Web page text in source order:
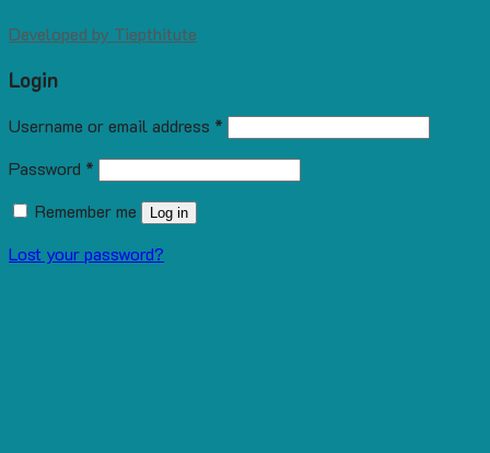
Developed by Tiepthitute
Login
Username or email address *
Password *
Remember me
Log in
Lost your password?